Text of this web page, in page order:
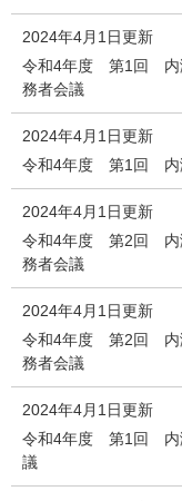
2024年4月1日更新
令和4年度 第1回 内
務者会議
2024年4月1日更新
令和4年度 第1回 内
2024年4月1日更新
令和4年度 第2回 内
務者会議
2024年4月1日更新
令和4年度 第2回 内
務者会議
2024年4月1日更新
令和4年度 第1回 内
議